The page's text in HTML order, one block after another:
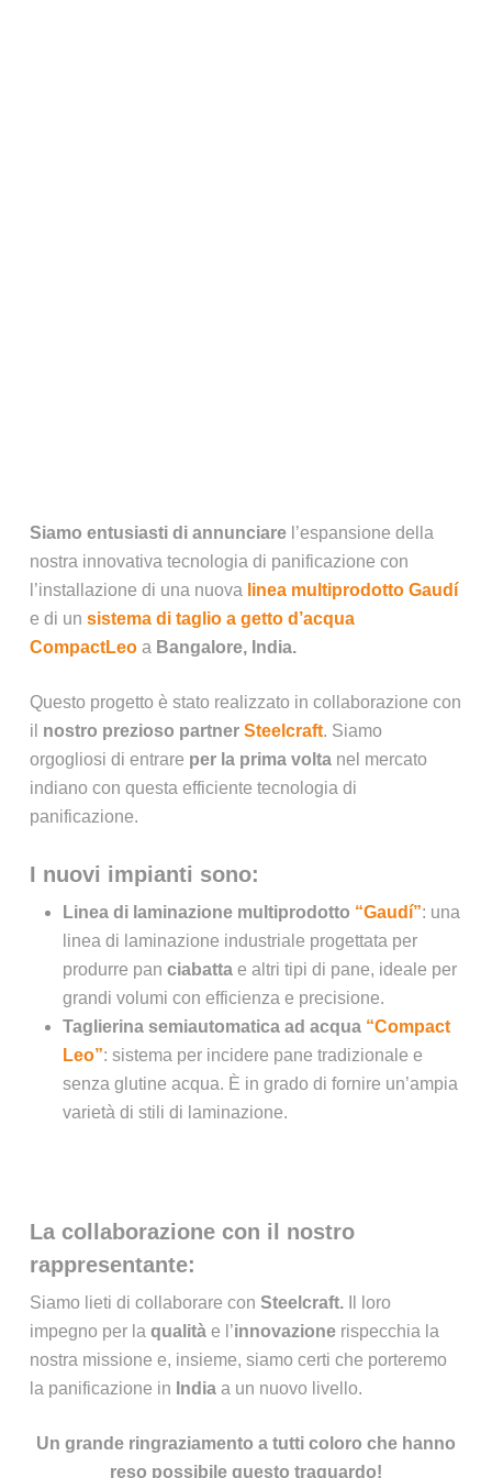
Siamo entusiasti di annunciarel’espansione della
nostra innovativa tecnologia di panificazione con
l’installazione di una nuova linea multiprodotto Gaudí
e di un sistema di taglio a getto d’acqua
CompactLeo a Bangalore, India.
Questo progetto è stato realizzato in collaborazione con
il nostro prezioso partner Steelcraft. Siamo
orgogliosi di entrare per la prima voltanel mercato
indiano con questa efficiente tecnologia di
panificazione.
I nuovi impianti sono:
Linea di laminazione multiprodotto “Gaudí”: una
linea di laminazione industriale progettata per
produrre pan ciabattae altri tipi di pane, ideale per
grandi volumi con efficienza e precisione.
Taglierina semiautomatica ad acqua “Compact
Leo”: sistema per incidere pane tradizionale e
senza glutine acqua. È in grado di fornire un’ampia
varietà di stili di laminazione.
La collaborazione con il nostro
rappresentante:
Siamo lieti di collaborare con Steelcraft.Il loro
impegno per la qualitàe l’innovazionerispecchia la
nostra missione e, insieme, siamo certi che porteremo
la panificazione in Indiaa un nuovo livello.
Un grande ringraziamento a tutti coloro che hanno
reso possibile questo traguardo!